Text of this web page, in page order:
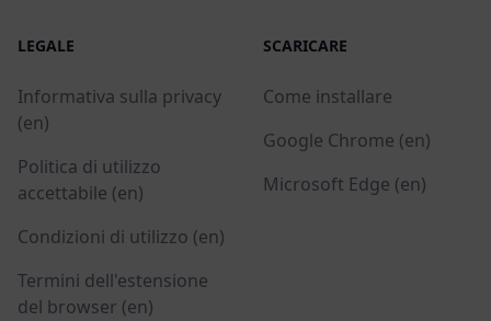
LEGALE
Informativa sulla privacy
(en)
Politica di utilizzo
accettabile (en)
Condizioni di utilizzo (en)
Termini dell'estensione
del browser (en)
SCARICARE
Come installare
Google Chrome (en)
Microsoft Edge (en)